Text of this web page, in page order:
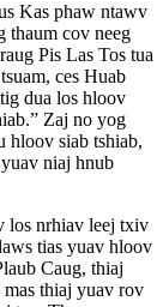
Kas phaw ntawv
thaum cov neeg
Pis Las Tos tua
ces Huab
dua los hloov
Zaj no yog
hloov siab tshiab,
niaj hnub
los nrhiav leej txiv
tias yuav hloov
Caug, thiaj
thiaj yuav rov